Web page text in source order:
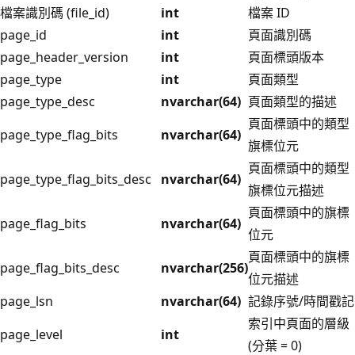
檔案識別碼 (file_id)
int
檔案 ID
page_id
int
頁面識別碼
page_header_version
int
頁面標頭版本
page_type
int
頁面類型
page_type_desc
nvarchar(64) 頁面類型的描述
page_type_flag_bits
nvarchar(64)
頁面標頭中的類型
旗標位元
page_type_flag_bits_desc
nvarchar(64)
頁面標頭中的類型
旗標位元描述
page_flag_bits
nvarchar(64)
頁面標頭中的旗標
位元
page_flag_bits_desc
nvarchar(256)
頁面標頭中的旗標
位元描述
page_lsn
nvarchar(64) 記錄序號/時間戳記
page_level
int
索引中頁面的層級
(分葉 = 0)